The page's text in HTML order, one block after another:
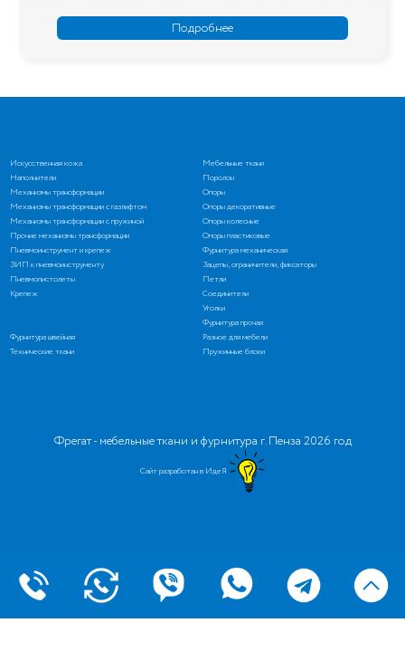
Подробнее
Искусственная кожа
Мебельные ткани
Наполнители
Поролон
Механизмы трансформации
Механизмы трансформации с газлифтом
Механизмы трансформации с пружиной
Прочие механизмы трансформации
Опоры
Опоры декоративные
Опоры колесные
Опоры пластиковые
Пневмоинструмент и крепеж
ЗИП к пневмоинструменту
Пневмопистолеты
Крепеж
Фурнитура механическая
Зацепы, ограничители, фиксаторы
Петли
Соединители
Уголки
Фурнитура прочая
Фурнитура швейная
Разное для мебели
Технические ткани
Пружинные блоки
Фрегат - мебельные ткани и фурнитура г. Пенза 2026 год
Сайт разработан в ИдеЯ